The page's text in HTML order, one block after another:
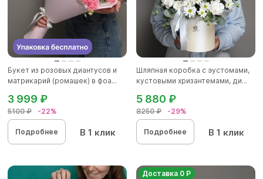
Букет из розовых диантусов и
матрикарий (ромашек) в фоа...
5100 ₽ -22%
3 999 ₽
Подробнее В 1 клик
Шляпная коробка с эустомами,
кустовыми хризантемами, ди...
8250 ₽ -29%
5 880 ₽
Подробнее В 1 клик
Доставка 0 Р